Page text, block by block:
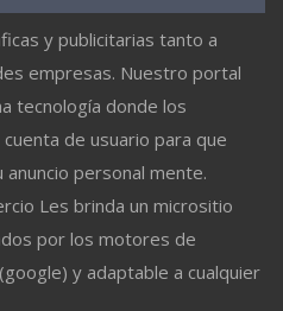
y publicitarias tanto a
empresas. Nuestro portal
tecnología donde los
de usuario para que
personal mente.
Les brinda un micrositio
por los motores de
y adaptable a cualquier